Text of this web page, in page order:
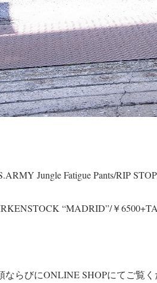
Jungle Fatigue Pants/RIP
“MADRID”/￥
ならびにONLINE SHOPにてご覧く